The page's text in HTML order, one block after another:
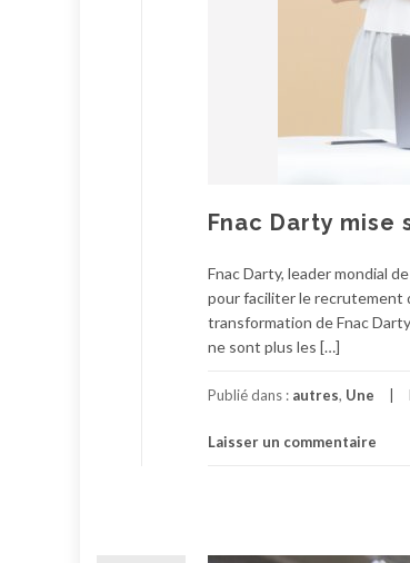
Fnac Darty
Fnac Darty, leader mondial
pour faciliter le recrutement
transformation de Fnac
ne sont plus les […]
Publié dans : autres, Une
Laisser un commentaire